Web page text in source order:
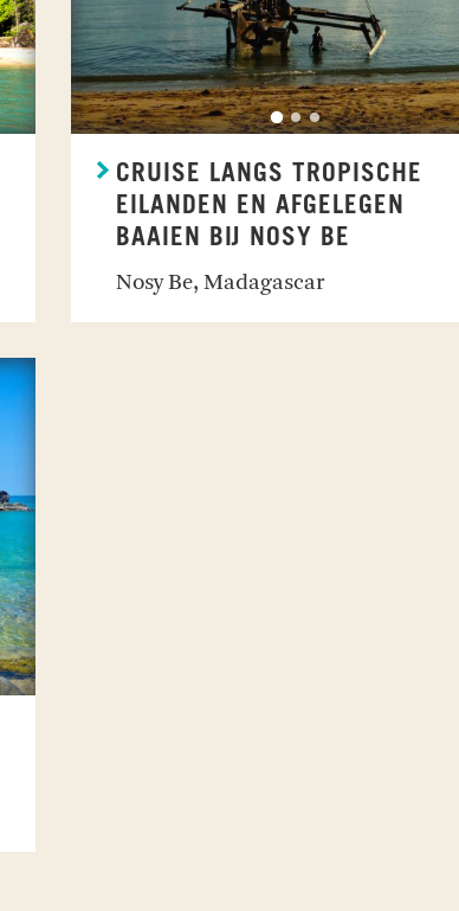
CRUISE LANGS TROPISCHE
EILANDEN EN AFGELEGEN
BAAIEN BIJ NOSY BE
Nosy Be, Madagascar